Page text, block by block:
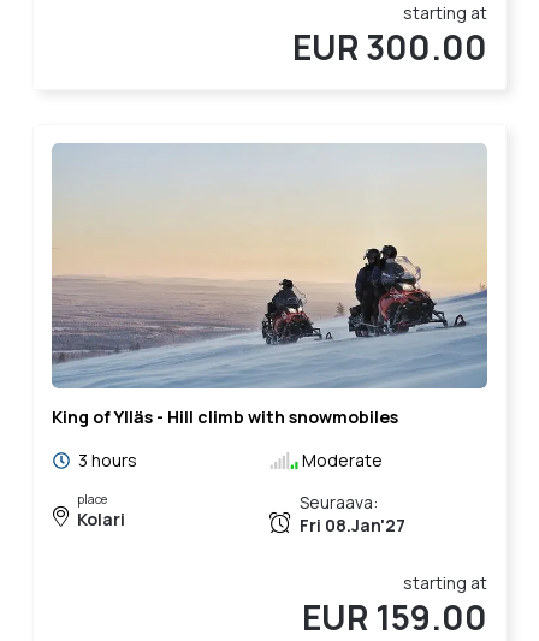
starting at
EUR 300.00
King of Ylläs - Hill climb with snowmobiles
3 hours
Moderate
place
Kolari
Seuraava:
Fri 08.Jan'27
starting at
EUR 159.00